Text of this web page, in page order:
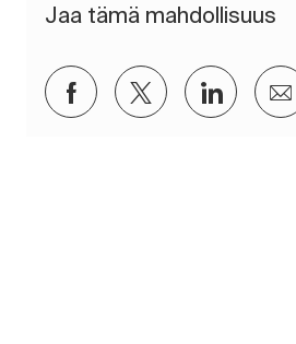
Jaa tämä mahdollisuus
Jaa Facebookin
Jaa Twitterissä
Jaa